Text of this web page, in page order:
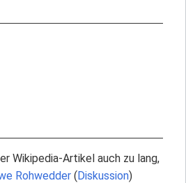
Wikipedia-Artikel auch zu lang,
Rohwedder (Diskussion)